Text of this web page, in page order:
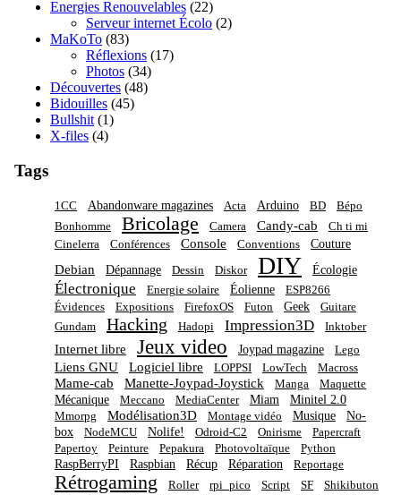
Energies Renouvelables (22)
Serveur internet Écolo (2)
MaKoTo (83)
Réflexions (17)
Photos (34)
Découvertes (48)
Bidouilles (45)
Bullshit (1)
X-files (4)
Tags
1CC Abandonware magazines Acta Arduino BD
Bépo
Bonhomme
Bricolage Camera Candy-cab
Ch ti mi
Cinelerra
Conférences Console Conventions Couture
Debian Dépannage Dessin Diskor DIY Écologie
Électronique Energie solaire Éolienne
ESP8266
Évidences
Expositions FirefoxOS Futon Geek
Guitare
Gundam
Hacking Hadopi Impression3D Inktober
Internet libre Jeux video Joypad magazine Lego
Liens GNU Logiciel libre LOPPSI LowTech Macross
Mame-cab Manette-Joypad-Joystick Manga Maquette
Mécanique Meccano MediaCenter Miam Minitel 2.0
Mmorpg Modélisation3D Montage vidéo Musique
No-
box
NodeMCU Nolife! Odroid-C2 Onirisme
Papercraft
Papertoy
Peinture Pepakura Photovoltaïque Python
RaspBerryPI Raspbian Récup Réparation Reportage
Rétrogaming Roller rpi_pico Script SF
Shikibuton